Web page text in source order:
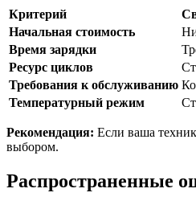
Критерий
Начальная стоимость
Время зарядки
Ресурс циклов
Требования к обслуживанию
Температурный режим
Рекомендация: Если ваша
выбором.
Распространенные